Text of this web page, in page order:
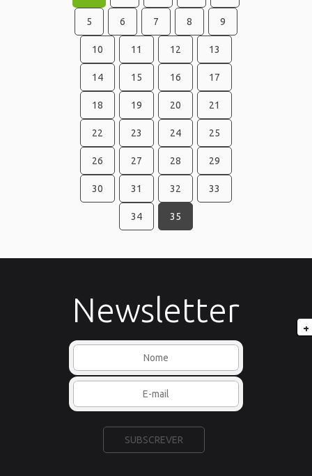
+
5 6 7 8 9
10 11 12 13
14 15 16 17
18 19 20 21
22 23 24 25
26 27 28 29
30 31 32 33
34 35
Newsletter